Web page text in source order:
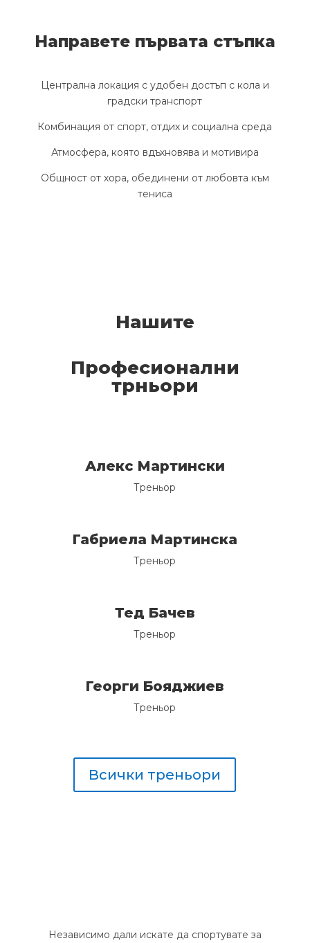
Направете първата стъпка
Централна локация с удобен достъп с кола и
градски транспорт
Комбинация от спорт, отдих и социална среда
Атмосфера, която вдъхновява и мотивира
Общност от хора, обединени от любовта към
тениса
Нашите
Професионални
трньори
Алекс Мартински
Треньор
Габриела Мартинска
Треньор
Тед Бачев
Треньор
Георги Бояджиев
Треньор
Всички треньори
Независимо дали искате да спортувате за